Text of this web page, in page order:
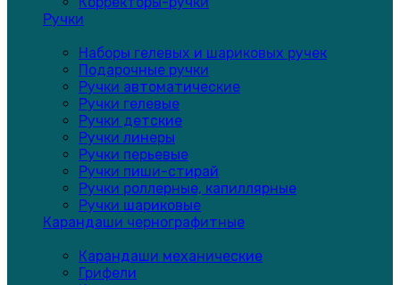
Ручки
Наборы гелевых и шариковых ручек
Подарочные ручки
Ручки автоматические
Ручки гелевые
Ручки детские
Ручки линеры
Ручки перьевые
Ручки пиши-стирай
Ручки роллерные, капиллярные
Ручки шариковые
Карандаши чернографитные
Карандаши механические
Грифели